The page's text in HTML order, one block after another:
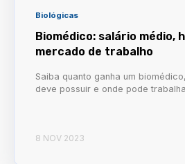
Biológicas
Biomédico: salário médio,
mercado de trabalho
Saiba quanto ganha um
deve possuir e onde pode
8 NOV 2023